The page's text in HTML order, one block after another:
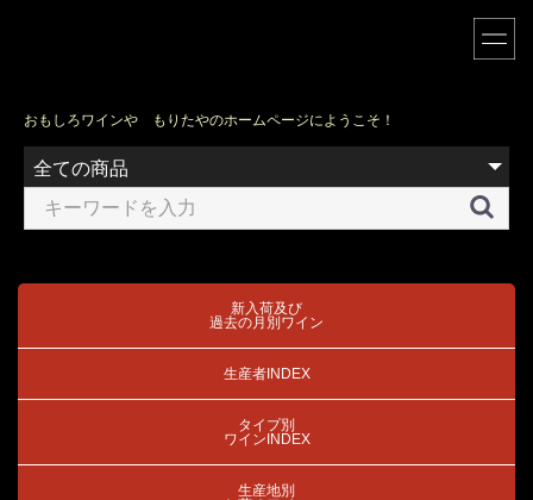
おもしろワインや もりたやのホームページにようこそ！
新入荷及び
過去の月別ワイン
生産者INDEX
タイプ別
ワインINDEX
生産地別